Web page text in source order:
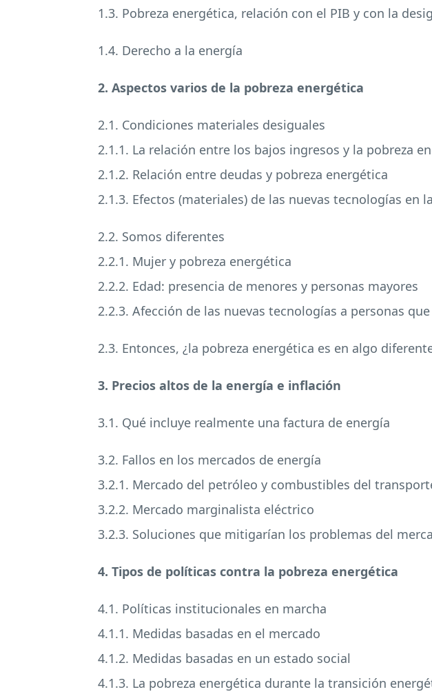
1.3. Pobreza energética, relación con el PIB y con la
1.4. Derecho a la energía
2. Aspectos varios de la pobreza energética
2.1. Condiciones materiales desiguales
2.1.1. La relación entre los bajos ingresos y la pobreza
2.1.2. Relación entre deudas y pobreza energética
2.1.3. Efectos (materiales) de las nuevas tecnologías en
2.2. Somos diferentes
2.2.1. Mujer y pobreza energética
2.2.2. Edad: presencia de menores y personas mayores
2.2.3. Afección de las nuevas tecnologías a personas
2.3. Entonces, ¿la pobreza energética es en algo
3. Precios altos de la energía e inflación
3.1. Qué incluye realmente una factura de energía
3.2. Fallos en los mercados de energía
3.2.1. Mercado del petróleo y combustibles del
3.2.2. Mercado marginalista eléctrico
3.2.3. Soluciones que mitigarían los problemas del
4. Tipos de políticas contra la pobreza energética
4.1. Políticas institucionales en marcha
4.1.1. Medidas basadas en el mercado
4.1.2. Medidas basadas en un estado social
4.1.3. La pobreza energética durante la transición